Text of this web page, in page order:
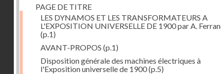
PAGE DE TITRE
LES DYNAMOS ET LES TRANSFORMATEURS A
L'EXPOSITION UNIVERSELLE DE 1900 par A.
(p.1)
AVANT-PROPOS (p.1)
Disposition générale des machines électriques à
l'Exposition universelle de 1900(p.5)